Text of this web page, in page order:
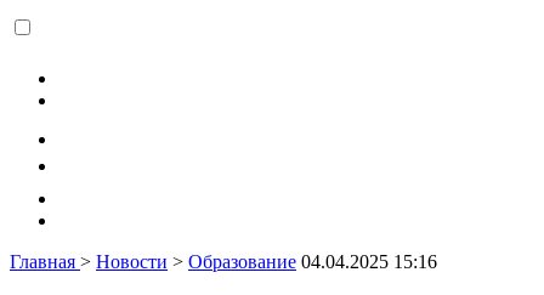
Главная > Новости > Образование 04.04.2025 15:16